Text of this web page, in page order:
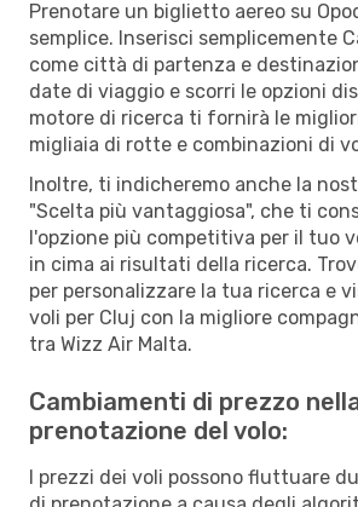
Prenotare un biglietto aereo su
semplice. Inserisci semplicemente
come città di partenza e
date di viaggio e scorri le opzioni
motore di ricerca ti fornirà le
migliaia di rotte e combinazioni di
Inoltre, ti indicheremo anche la
"Scelta più vantaggiosa", che ti
l'opzione più competitiva per il tuo
in cima ai risultati della ricerca.
per personalizzare la tua ricerca e
voli per Cluj con la migliore
tra Wizz Air Malta.
Cambiamenti di prezzo
prenotazione del volo:
I prezzi dei voli possono fluttuare